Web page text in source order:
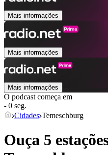
Mais informações
Mais informações
Mais informações
O podcast começa em
- 0 seg.
Cidades Temeschburg
Ouça 5